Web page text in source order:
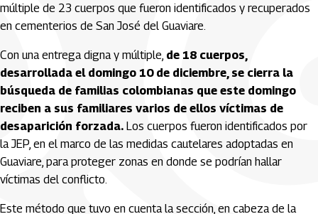
múltiple de 23 cuerpos que fueron identificados y recuperados
en cementerios de San José del Guaviare.
Con una entrega digna y múltiple, de 18 cuerpos,
desarrollada el domingo 10 de diciembre, se cierra la
búsqueda de familias colombianas que este domingo
reciben a sus familiares varios de ellos víctimas de
desaparición forzada. Los cuerpos fueron identificados por
la JEP, en el marco de las medidas cautelares adoptadas en
Guaviare, para proteger zonas en donde se podrían hallar
víctimas del conflicto.
Este método que tuvo en cuenta la sección, en cabeza de la